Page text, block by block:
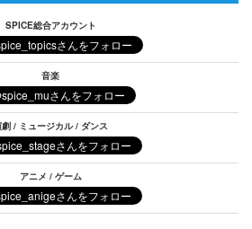
SPICE総合アカウント
音楽
/ ミュージカル / ダンス
アニメ / ゲーム